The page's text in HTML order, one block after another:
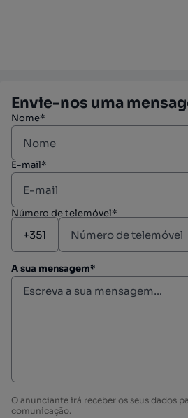
Envie-nos uma
Nome*
E-mail*
Número de telemóvel*
A sua mensagem*
O anunciante irá receber os seus dados
comunicação.